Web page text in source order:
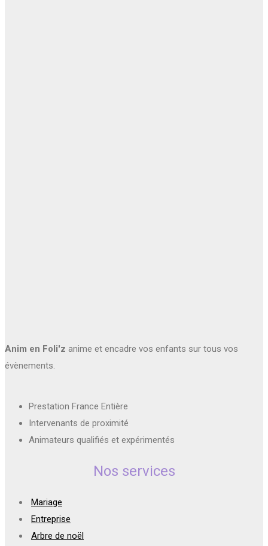
Anim en Foli'z anime et encadre vos enfants sur tous vos
évènements.
Prestation France Entière
Intervenants de proximité
Animateurs qualifiés et expérimentés
Nos services
Mariage
Entreprise
Arbre de noël